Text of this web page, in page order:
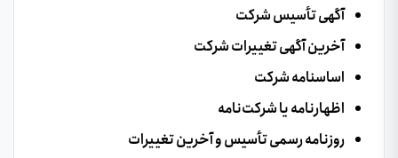
آگهی تأسیس شرکت
آخرین آگهی تغییرات شرکت
اساسنامه شرکت
اظهارنامه یا شرکت‌نامه
روزنامه رسمی تأسیس و آخرین تغییرات